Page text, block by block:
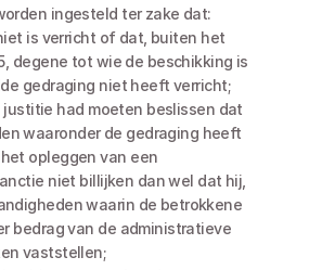
ingesteld ter zake dat:
degene tot wie de beschikking is
gedraging niet heeft verricht;
waaronder de gedraging heeft
opleggen van een
niet billijken dan wel dat hij,
waarin de betrokkene
bedrag van de administratieve
vaststellen;